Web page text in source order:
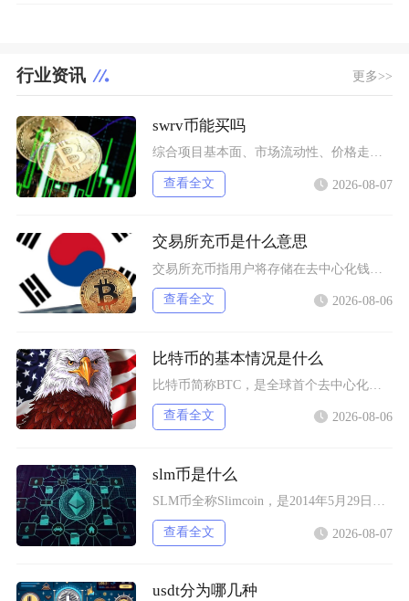
行业资讯 更多>>
swrv币能买吗
综合项目基本面、市场流动性、价格走势以及行业竞争现状，普通币圈投资者不建议买入SWRV代币
查看全文 2026-08-07
交易所充币是什么意思
查看全文 2026-08-06
比特币的基本情况是什么
查看全文 2026-08-06
slm币是什么
SLM币全称Slimcoin，是2014年5月29日正式上线的老牌去中心化加密货币，也是业
查看全文 2026-08-07
usdt分为哪几种